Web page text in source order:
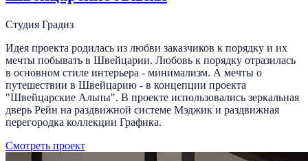
Студия Градиз
Идея проекта родилась из любви заказчиков к порядку и их
мечты побывать в Швейцарии. Любовь к порядку отразилась
в основном стиле интерьера - минимализм. А мечты о
путешествии в Швейцарию - в концепции проекта
"Швейцарские Альпы". В проекте использовались зеркальная
дверь Рейн на раздвижной системе Мэджик и раздвижная
перегородка коллекции Графика.
Смотреть проект